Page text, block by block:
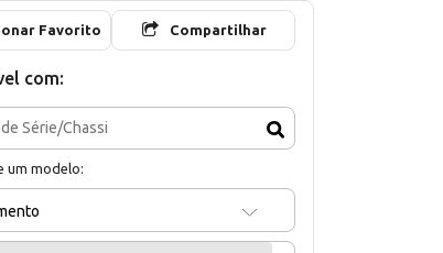
Favorito Compartilhar
com:
um modelo: